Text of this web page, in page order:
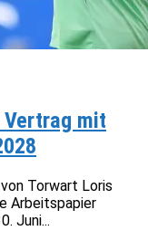
Vertrag mit
Torwart Loris
Arbeitspapier
Juni...